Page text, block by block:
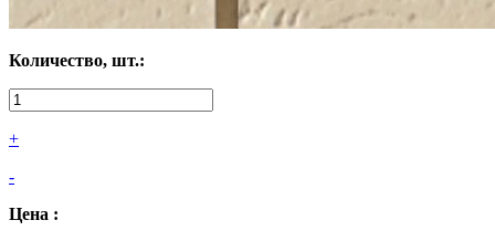
Количество, шт.:
+
-
Цена :